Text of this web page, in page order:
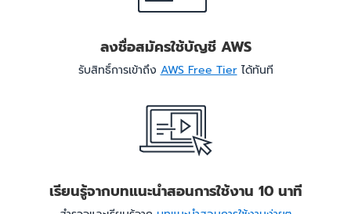
ลงชื่อสมัครใช้บัญชี AWS
รับสิทธิ์การเข้าถึง AWS Free Tierได้ทันที
เรียนรู้จากบทแนะนำสอนการใช้งาน 10 นาที